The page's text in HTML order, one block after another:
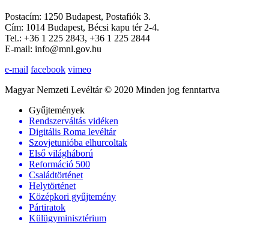
Postacím: 1250 Budapest, Postafiók 3.
Cím: 1014 Budapest, Bécsi kapu tér 2-4.
Tel.: +36 1 225 2843, +36 1 225 2844
E-mail: info@mnl.gov.hu
e-mail facebook vimeo
Magyar Nemzeti Levéltár © 2020 Minden jog fenntartva
Gyűjtemények
Rendszerváltás vidéken
Digitális Roma levéltár
Szovjetunióba elhurcoltak
Első világháború
Reformáció 500
Családtörténet
Helytörténet
Középkori gyűjtemény
Pártiratok
Külügyminisztérium